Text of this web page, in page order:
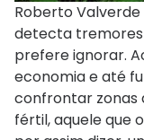
Roberto
detecta tremores
prefere ignorar.
economia e até
confrontar zonas
fértil, aquele que